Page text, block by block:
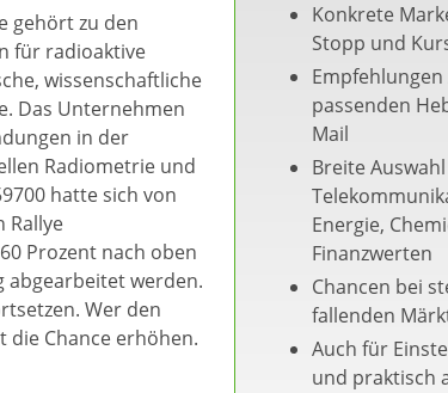
gehört zu den
für radioaktive
wissenschaftliche
Das Unternehmen
in der
Radiometrie und
hatte sich von
Rallye
Prozent nach oben
abgearbeitet werden.
Wer den
die Chance erhöhen.
Konkrete
Stopp und
passenden
Mail
Breite
Energie,
Finanzwerten
Chancen bei
fallenden
Auch für
und praktisch